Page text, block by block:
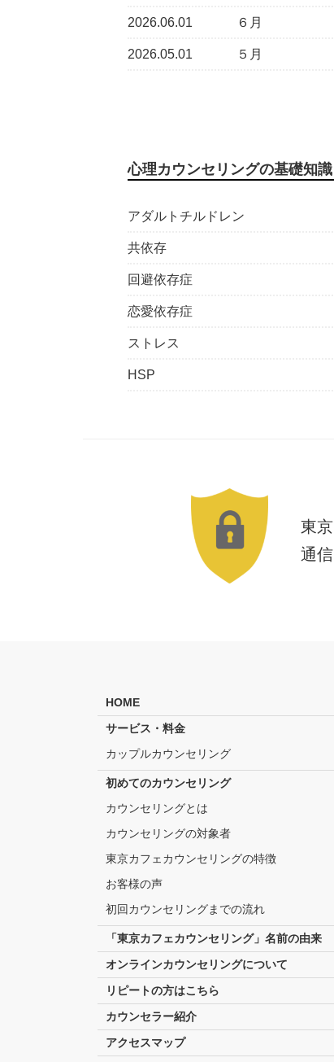
2026.06.01 ６月
2026.05.01 ５月
心理カウンセリングの基礎知識
アダルトチルドレン
共依存
回避依存症
恋愛依存症
ストレス
HSP
東
通
HOME
サービス・料金
カップルカウンセリング
初めてのカウンセリング
カウンセリングとは
カウンセリングの対象者
東京カフェカウンセリングの特徴
お客様の声
初回カウンセリングまでの流れ
「東京カフェカウンセリング」名前の由来
オンラインカウンセリングについて
リピートの方はこちら
カウンセラー紹介
アクセスマップ